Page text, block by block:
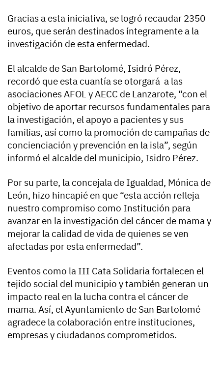
Gracias a esta iniciativa, se logró recaudar 2350
euros, que serán destinados íntegramente a la
investigación de esta enfermedad.
El alcalde de San Bartolomé, Isidró Pérez,
recordó que esta cuantía se otorgará a las
asociaciones AFOL y AECC de Lanzarote, “con el
objetivo de aportar recursos fundamentales para
la investigación, el apoyo a pacientes y sus
familias, así como la promoción de campañas de
concienciación y prevención en la isla”, según
informó el alcalde del municipio, Isidro Pérez.
Por su parte, la concejala de Igualdad, Mónica de
León, hizo hincapié en que “esta acción refleja
nuestro compromiso como Institución para
avanzar en la investigación del cáncer de mama y
mejorar la calidad de vida de quienes se ven
afectadas por esta enfermedad”.
Eventos como la III Cata Solidaria fortalecen el
tejido social del municipio y también generan un
impacto real en la lucha contra el cáncer de
mama. Así, el Ayuntamiento de San Bartolomé
agradece la colaboración entre instituciones,
empresas y ciudadanos comprometidos.